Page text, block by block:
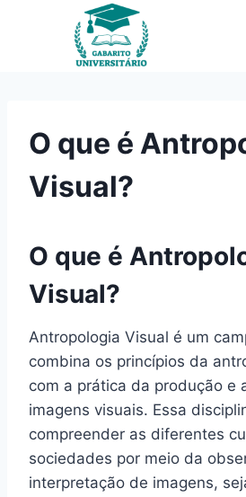
O que é
Visual?
O que é
Visual?
Antropologia Visual é um
combina os princípios da
com a prática da produção e
imagens visuais. Essa
compreender as diferentes
sociedades por meio da
interpretação de imagens,